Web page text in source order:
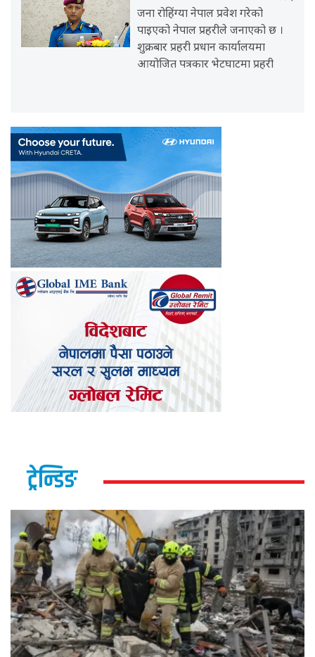
जना रोहिंग्या नेपाल प्रवेश गरेको
पाइएको नेपाल प्रहरीले जनाएको छ ।
शुक्रबार प्रहरी प्रधान कार्यालयमा
आयोजित पत्रकार भेटघाटमा प्रहरी
ट्रेन्डिङ